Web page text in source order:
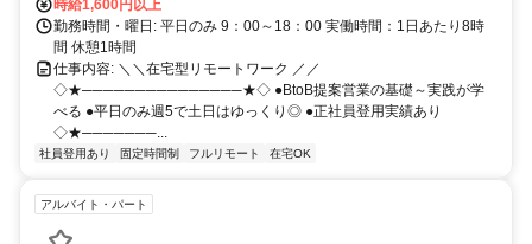
時給1,600円以上
勤務時間・曜日: 平日のみ 9：00～18：00 実働時間：1日あたり8時
間 休憩1時間
仕事内容: ＼＼在宅型リモートワーク ／／
◇★───────────────★◇ ●BtoB提案営業の基礎～実践が学
べる ●平日のみ週5で土日はゆっくり◎ ●正社員登用実績あり
◇★───────...
社員登用あり 固定時間制 フルリモート 在宅OK
アルバイト・パート